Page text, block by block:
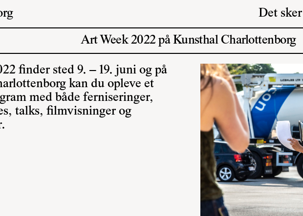
Det sker
Art Week 2022 på Kunsthal Charlottenborg
finder sted 9. – 19. juni og på
kan du opleve et
med både ferniseringer,
talks, filmvisninger og